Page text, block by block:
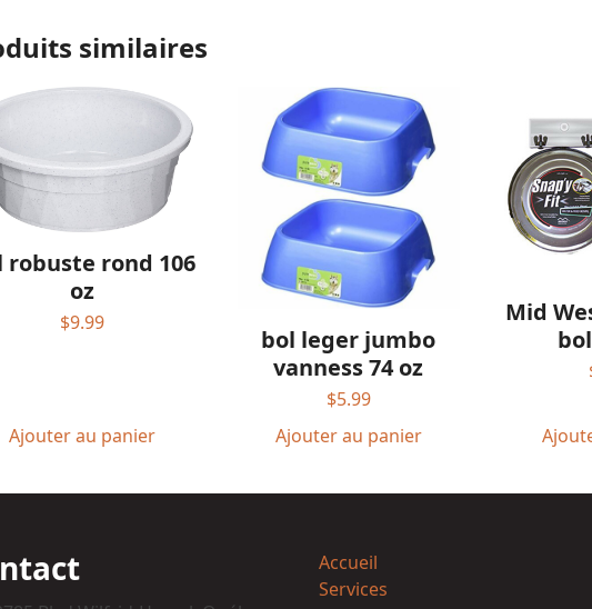
similaires
robuste rond 106
oz
$9.99
Ajouter au panier
bol leger jumbo
vanness 74 oz
$5.99
Ajouter au panier
Mid
Accueil
Services